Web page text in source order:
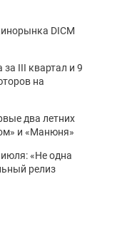
DICM
III квартал и 9
на
два летних
и «Манюня»
«Не одна
релиз